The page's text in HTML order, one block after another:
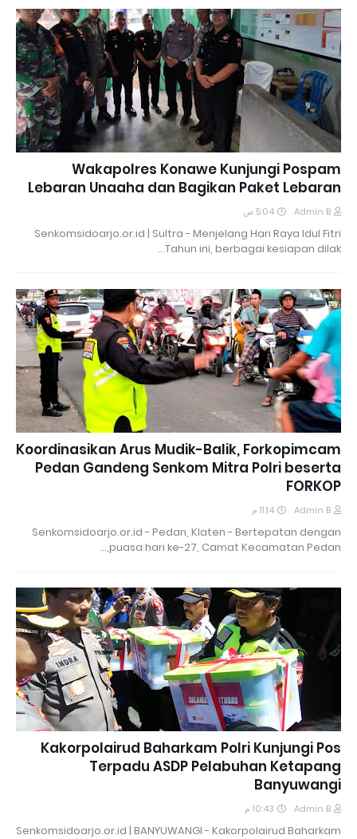
Wakapolres Konawe Kunjungi Pospam
Lebaran Unaaha dan Bagikan Paket Lebaran
Admin B 5:04 ص
Senkomsidoarjo.or.id | Sultra - Menjelang Hari Raya Idul Fitri
Tahun ini, berbagai kesiapan dilak…
Koordinasikan Arus Mudik-Balik, Forkopimcam
Pedan Gandeng Senkom Mitra Polri beserta
FORKOP
Admin B 11:14 م
Senkomsidoarjo.or.id - Pedan, Klaten - Bertepatan dengan
puasa hari ke-27, Camat Kecamatan Pedan,…
Kakorpolairud Baharkam Polri Kunjungi Pos
Terpadu ASDP Pelabuhan Ketapang
Banyuwangi
Admin B 10:43 م
Senkomsidoarjo.or.id | BANYUWANGI - Kakorpolairud Baharkam